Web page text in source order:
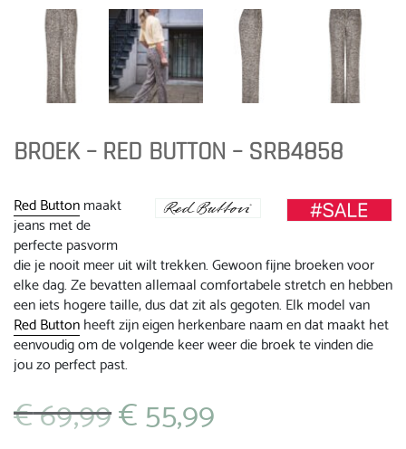
BROEK – RED BUTTON – SRB4858
Red Buttonmaakt
jeans met de
perfecte pasvorm
die je nooit meer uit wilt trekken. Gewoon fijne broeken voor
elke dag. Ze bevatten allemaal comfortabele stretch en hebben
een iets hogere taille, dus dat zit als gegoten. Elk model van
Red Buttonheeft zijn eigen herkenbare naam en dat maakt het
eenvoudig om de volgende keer weer die broek te vinden die
jou zo perfect past.
€69,99 Oorspronkelijke
prijs
€55,99